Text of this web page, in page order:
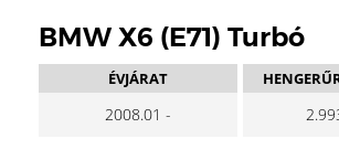
BMW X6 (E71) Turbó
ÉVJÁRAT
2008.01 -